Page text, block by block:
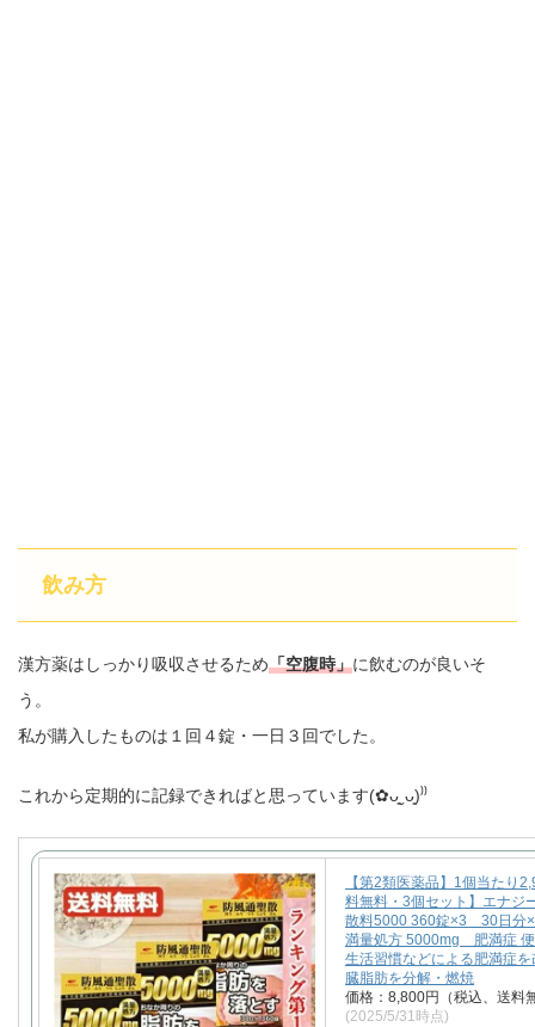
飲み方
漢方薬はしっかり吸収させるため「空腹時」に飲むのが良いそ
う。
私が購入したものは１回４錠・一日３回でした。
これから定期的に記録できればと思っています(✿ᴗ͈ˬᴗ͈)⁾⁾
【第2類医薬品】1個当たり
料無料・3個セット】エナジ
散料5000 360錠×3 30日
満量処方 5000mg 肥満症
生活習慣などによる肥満症
臓脂肪を分解・燃焼
価格：8,800円（税込、送料
(2025/5/31時点)